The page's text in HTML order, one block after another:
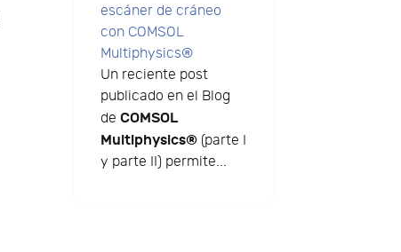
escáner de cráneo
con COMSOL
Multiphysics®
Un reciente post
publicado en el Blog
de COMSOL
Multiphysics®(parte I
y parte II) permite...